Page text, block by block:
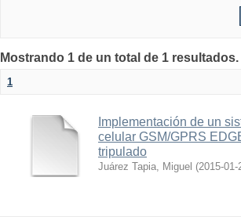
Mostrando 1 de un total de 1 resultados.
1
Implementación de un
celular GSM/GPRS
tripulado
Juárez Tapia, Miguel (2015-01-